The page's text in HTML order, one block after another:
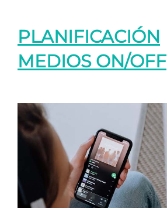
PLANIFICACIÓN
MEDIOS ON/OFF